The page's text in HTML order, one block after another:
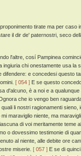
tirate ma per
il dir de' paternostri, seco
l'altre, cosí Pampinea
ingiuria chi onestamente usa
e concedesi questo
[ 054 ] E se questo
d'alcuno, è a noi e a
che io vengo ben
li nostri ragionamenti
maraviglio niente, ma
di voi meritamente teme
o dovessimo testimonie di
al niente, alle debite ore
miserie. [ 057 ] E se di